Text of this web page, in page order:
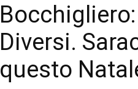
Diversi.
questo